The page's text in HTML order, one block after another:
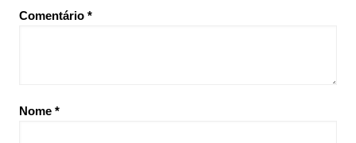
Comentário *
Nome *